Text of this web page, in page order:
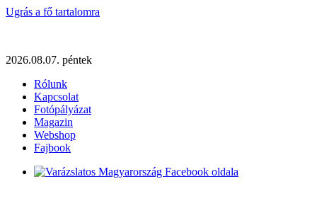
Ugrás a fő tartalomra
2026.08.07. péntek
Rólunk
Kapcsolat
Fotópályázat
Magazin
Webshop
Fajbook